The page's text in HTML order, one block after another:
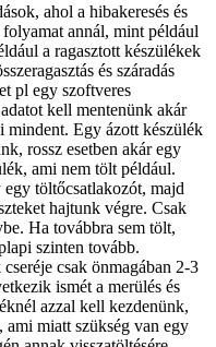
ahol a hibakeresés és
annál, mint például
a ragasztott készülékek
és száradás
pl egy szoftveres
kell mentenünk akár
mindent. Egy ázott készülék
rossz esetben akár egy
ami nem tölt például.
töltőcsatlakozót, majd
hajtunk végre. Csak
Ha továbbra sem tölt,
szinten tovább.
csak önmagában 2-3
ismét a merülés és
azzal kell kezdenünk,
miatt szükség van egy